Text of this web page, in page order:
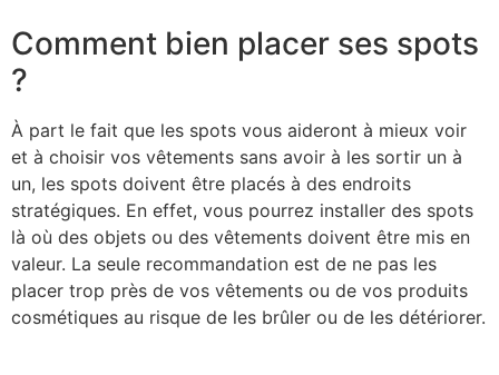
Comment bien placer ses spots
?
À part le fait que les spots vous aideront à mieux voir
et à choisir vos vêtements sans avoir à les sortir un à
un, les spots doivent être placés à des endroits
stratégiques. En effet, vous pourrez installer des spots
là où des objets ou des vêtements doivent être mis en
valeur. La seule recommandation est de ne pas les
placer trop près de vos vêtements ou de vos produits
cosmétiques au risque de les brûler ou de les détériorer.